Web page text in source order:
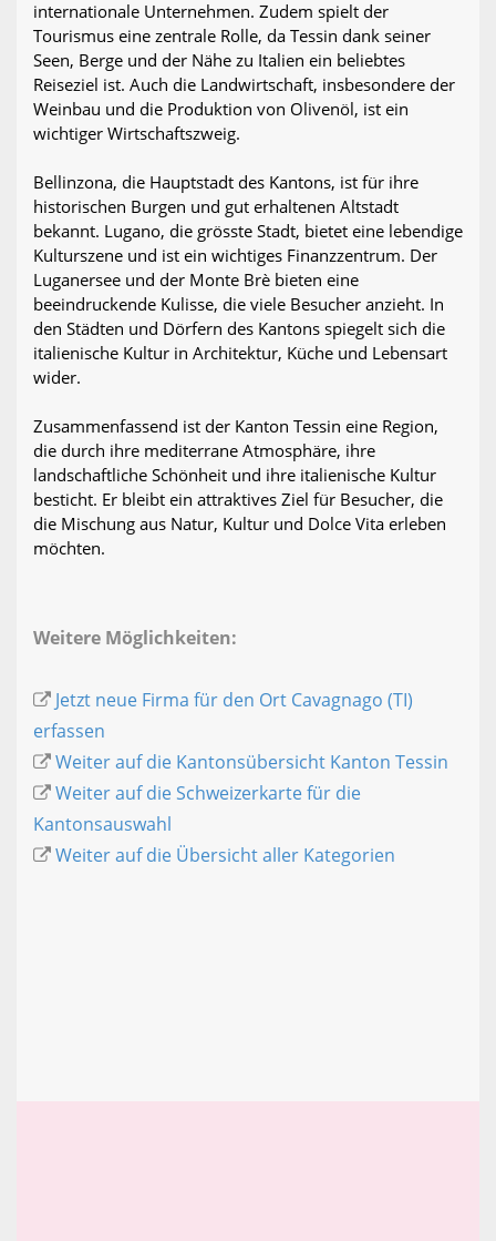
internationale Unternehmen. Zudem spielt der
Tourismus eine zentrale Rolle, da Tessin dank seiner
Seen, Berge und der Nähe zu Italien ein beliebtes
Reiseziel ist. Auch die Landwirtschaft, insbesondere der
Weinbau und die Produktion von Olivenöl, ist ein
wichtiger Wirtschaftszweig.
Bellinzona, die Hauptstadt des Kantons, ist für ihre
historischen Burgen und gut erhaltenen Altstadt
bekannt. Lugano, die grösste Stadt, bietet eine lebendige
Kulturszene und ist ein wichtiges Finanzzentrum. Der
Luganersee und der Monte Brè bieten eine
beeindruckende Kulisse, die viele Besucher anzieht. In
den Städten und Dörfern des Kantons spiegelt sich die
italienische Kultur in Architektur, Küche und Lebensart
wider.
Zusammenfassend ist der Kanton Tessin eine Region,
die durch ihre mediterrane Atmosphäre, ihre
landschaftliche Schönheit und ihre italienische Kultur
besticht. Er bleibt ein attraktives Ziel für Besucher, die
die Mischung aus Natur, Kultur und Dolce Vita erleben
möchten.
Weitere Möglichkeiten:
Jetzt neue Firma für den Ort Cavagnago (TI)
erfassen
Weiter auf die Kantonsübersicht Kanton Tessin
Weiter auf die Schweizerkarte für die
Kantonsauswahl
Weiter auf die Übersicht aller Kategorien